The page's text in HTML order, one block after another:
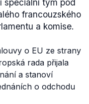
speciální tým pod
francouzského
a komise.
o EU ze strany
rada přijala
a stanoví
o odchodu